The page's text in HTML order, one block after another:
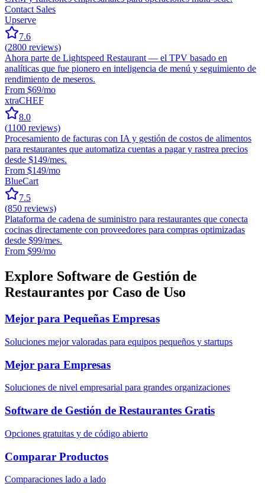
Contact Sales
Upserve
7.6
(2800 reviews)
Ahora parte de Lightspeed Restaurant — el TPV basado en
analíticas que fue pionero en inteligencia de menú y seguimiento de
rendimiento de meseros.
From $69/mo
xtraCHEF
8.0
(1100 reviews)
Procesamiento de facturas con IA y gestión de costos de alimentos
para restaurantes que automatiza cuentas a pagar y rastrea precios
desde $149/mes.
From $149/mo
BlueCart
7.5
(850 reviews)
Plataforma de cadena de suministro para restaurantes que conecta
cocinas directamente con proveedores para compras optimizadas
desde $99/mes.
From $99/mo
Explore Software de Gestión de
Restaurantes por Caso de Uso
Mejor para Pequeñas Empresas
Soluciones mejor valoradas para equipos pequeños y startups
Mejor para Empresas
Soluciones de nivel empresarial para grandes organizaciones
Software de Gestión de Restaurantes Gratis
Opciones gratuitas y de código abierto
Comparar Productos
Comparaciones lado a lado